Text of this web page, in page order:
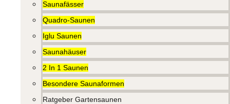
Saunafässer
Quadro-Saunen
Iglu Saunen
Saunahäuser
2 In 1 Saunen
Besondere Saunaformen
Ratgeber Gartensaunen